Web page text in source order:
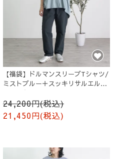
【福袋】ドルマンスリーブTシャツ/
ミストブルー＋スッキリサルエルパ
ンツ/ブラック
24,200円(税込)
21,450円(税込)